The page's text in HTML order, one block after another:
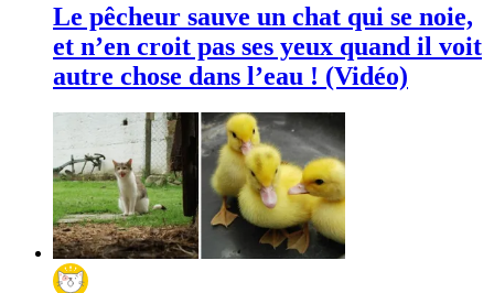
Le pêcheur sauve un chat qui se noie,
et n’en croit pas ses yeux quand il voit
autre chose dans l’eau ! (Vidéo)